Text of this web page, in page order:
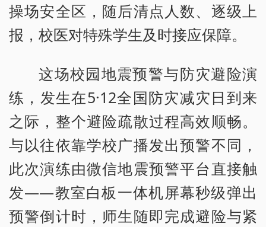
操场安全区，随后清点人数、逐级上
报，校医对特殊学生及时接应保障。
这场校园地震预警与防灾避险演
练，发生在5·12全国防灾减灾日到来
之际，整个避险疏散过程高效顺畅。
与以往依靠学校广播发出预警不同，
此次演练由微信地震预警平台直接触
发——教室白板一体机屏幕秒级弹出
预警倒计时，师生随即完成避险与紧